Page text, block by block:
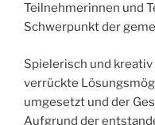
Teilnehmerinnen und
Schwerpunkt der
Spielerisch und
verrückte
umgesetzt und der
Aufgrund der